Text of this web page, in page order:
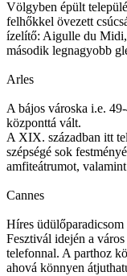
Völgyben épült
felhőkkel övezett
ízelítő: Aigulle du
második legnagyobb
Arles
A bájos városka i.e.
központtá vált.
A XIX. században itt
szépségé sok
amfiteátrumot,
Cannes
Híres
Fesztivál idején a
telefonnal. A parthoz
ahová könnyen